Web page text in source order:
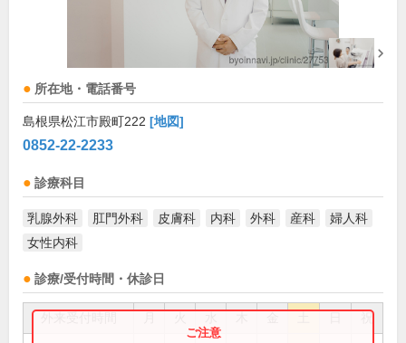
所在地・電話番号
島根県松江市殿町222 [地図]
0852-22-2233
診療科目
乳腺外科 肛門外科 皮膚科 内科 外科 産科
婦人科
女性内科
診療/受付時間・休診日
祝